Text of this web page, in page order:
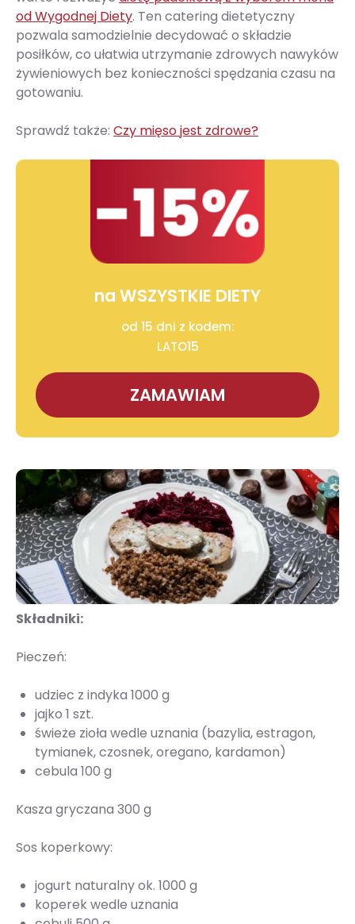
od Wygodnej Diety. Ten catering dietetyczny
pozwala samodzielnie decydować o składzie
posiłków, co ułatwia utrzymanie zdrowych nawyków
żywieniowych bez konieczności spędzania czasu na
gotowaniu.
Sprawdź także: Czy mięso jest zdrowe?
na WSZYSTKIE DIETY
od 15 dni z kodem:
LATO15
ZAMAWIAM
Składniki:
Pieczeń:
udziec z indyka 1000 g
jajko 1 szt.
świeże zioła wedle uznania (bazylia, estragon,
tymianek, czosnek, oregano, kardamon)
cebula 100 g
Kasza gryczana 300 g
Sos koperkowy:
jogurt naturalny ok. 1000 g
koperek wedle uznania